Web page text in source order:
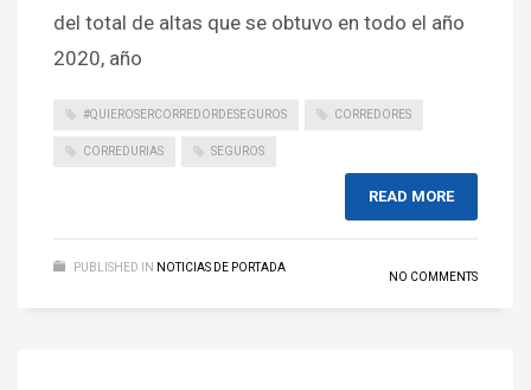
del total de altas que se obtuvo en todo el año
2020, año
#QUIEROSERCORREDORDESEGUROS CORREDORES
CORREDURIAS SEGUROS
READ MORE
PUBLISHED IN NOTICIAS DE PORTADA
NO COMMENTS